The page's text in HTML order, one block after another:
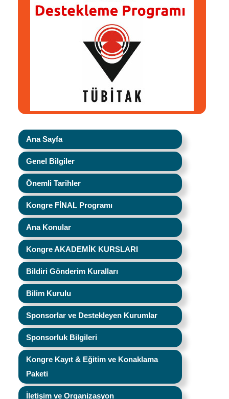
Ana Sayfa
Genel Bilgiler
Önemli Tarihler
Kongre FİNAL Programı
Ana Konular
Kongre AKADEMİK KURSLARI
Bildiri Gönderim Kuralları
Bilim Kurulu
Sponsorlar ve Destekleyen Kurumlar
Sponsorluk Bilgileri
Kongre Kayıt & Eğitim ve Konaklama
Paketi
İletişim ve Organizasyon